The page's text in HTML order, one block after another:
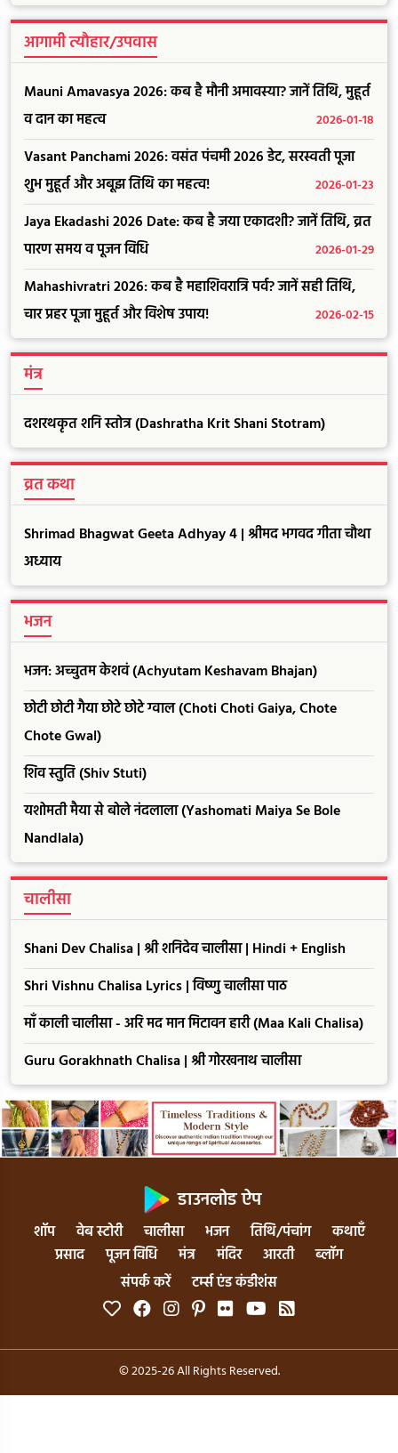
आगामी त्यौहार/उपवास
Mauni Amavasya 2026: कब है मौनी अमावस्या? जानें तिथि, मुहूर्त
व दान का महत्व
2026-01-18
Vasant Panchami 2026: वसंत पंचमी 2026 डेट, सरस्वती पूजा
शुभ मुहूर्त और अबूझ तिथि का महत्व!
2026-01-23
Jaya Ekadashi 2026 Date: कब है जया एकादशी? जानें तिथि, व्रत
पारण समय व पूजन विधि
2026-01-29
Mahashivratri 2026: कब है महाशिवरात्रि पर्व? जानें सही तिथि,
चार प्रहर पूजा मुहूर्त और विशेष उपाय!
2026-02-15
मंत्र
दशरथकृत शनि स्तोत्र (Dashratha Krit Shani Stotram)
व्रत कथा
Shrimad Bhagwat Geeta Adhyay 4 | श्रीमद भगवद गीता चौथा
अध्याय
भजन
भजन: अच्चुतम केशवं (Achyutam Keshavam Bhajan)
छोटी छोटी गैया छोटे छोटे ग्वाल (Choti Choti Gaiya, Chote
Chote Gwal)
शिव स्तुति (Shiv Stuti)
यशोमती मैया से बोले नंदलाला (Yashomati Maiya Se Bole
Nandlala)
चालीसा
Shani Dev Chalisa | श्री शनिदेव चालीसा | Hindi + English
Shri Vishnu Chalisa Lyrics | विष्णु चालीसा पाठ
माँ काली चालीसा - अरि मद मान मिटावन हारी (Maa Kali Chalisa)
Guru Gorakhnath Chalisa | श्री गोरखनाथ चालीसा
डाउनलोड ऐप
शॉप वेब स्टोरी चालीसा भजन तिथि/पंचांग
कथाएँ
प्रसाद
पूजन विधि मंत्र मंदिर आरती
ब्लॉग
संपर्क करें
टर्म्स एंड कंडीशंस
© 2025-26 All Rights Reserved.